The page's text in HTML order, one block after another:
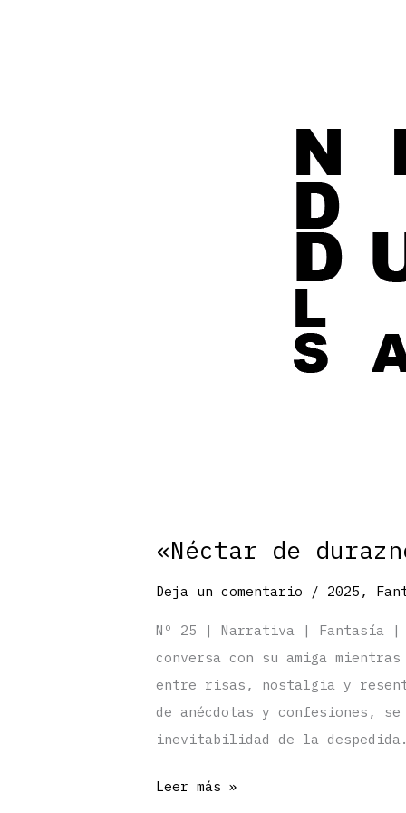
«Néctar de
Deja un comentario / 2025 ,
Nº 25 | Narrativa | Fantasía |
conversa con su amiga
entre risas, nostalgia y
de anécdotas y confesiones,
inevitabilidad de la despedida.
«Néctar
Leer más »